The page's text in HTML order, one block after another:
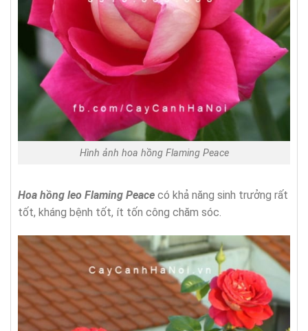
Hình ảnh hoa hồng Flaming Peace
Hoa hồng leo Flaming Peace có khả năng sinh trưởng rất
tốt, kháng bệnh tốt, ít tốn công chăm sóc.